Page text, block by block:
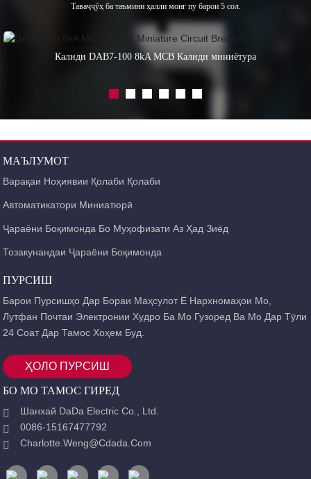
Таваҷҷӯҳ ба таъмини ҳалли монг пу барои 5 сол.
Калиди DAB7-100 8kA MCB Калиди миниётура
МАЪЛУМОТ
Варақаи Ноҳиявии Қолаби Қолаби
Автоматикатори Миниатюрӣ
Ҷараёни Боқимонда Бо Муҳофизати Аз Ҳад Зиёд
Тозакунандаи Ҷараёни Боқимонда
ПУРСИШ
Барои Пурсишҳо Дар Бораи Маҳсулот Ё Нархномаҳои Мо,
Лутфан Почтаи Электронии Худро Ба Мо Гузоред Ва Мо Дар Тӯли
24 Соат Дар Тамос Хоҳем Буд.
ҲОЛО ПУРСИШ
БО МО ТАМОС ГИРЕД
Шанхай DaDa Electric Co., Ltd.
0086-15167477792
Charlotte.weng@cdada.com